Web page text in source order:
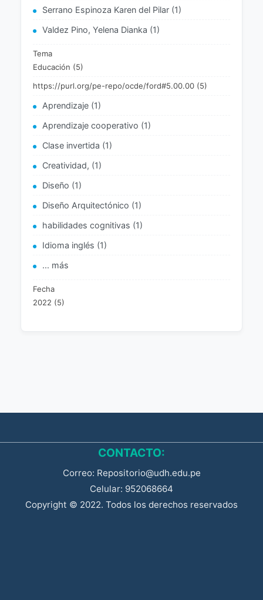
Serrano Espinoza Karen del Pilar (1)
Valdez Pino, Yelena Dianka (1)
Tema
Educación (5)
https://purl.org/pe-repo/ocde/ford#5.00.00 (5)
Aprendizaje (1)
Aprendizaje cooperativo (1)
Clase invertida (1)
Creatividad, (1)
Diseño (1)
Diseño Arquitectónico (1)
habilidades cognitivas (1)
Idioma inglés (1)
... más
Fecha
2022 (5)
CONTACTO:
Correo: Repositorio@udh.edu.pe
Celular: 952068664
Copyright © 2022. Todos los derechos reservados